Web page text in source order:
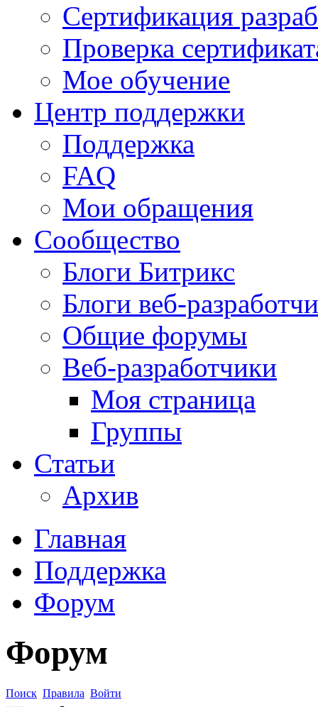
Сертификация
Проверка
Мое обучение
Центр поддержки
Поддержка
FAQ
Мои обращения
Сообщество
Блоги Битрикс
Блоги веб-
Общие форумы
Веб-разработчики
Моя страница
Группы
Статьи
Архив
Главная
Поддержка
Форум
Форум
Поиск Правила Войти